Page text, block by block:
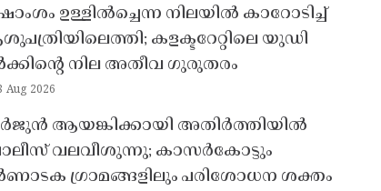
ഉള്ളിൽച്ചെന്ന നിലയിൽ കാറോടിച്ച്
കളക്ടറേറ്റിലെ യുഡി
നില അതീവ ഗുരുതരം
Aug 2026
ആയങ്കിക്കായി അതിർത്തിയിൽ
വലവീശുന്നു; കാസർകോട്ടും
ഗ്രാമങ്ങളിലും പരിശോധന ശക്തം